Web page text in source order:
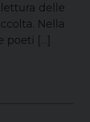
delle
Nella
poeti […]